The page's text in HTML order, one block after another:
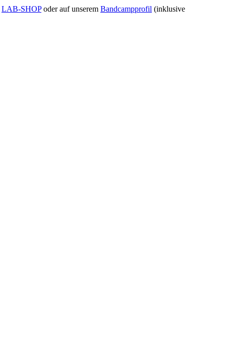
LAB-SHOPoder auf unserem Bandcampprofil (inklusive